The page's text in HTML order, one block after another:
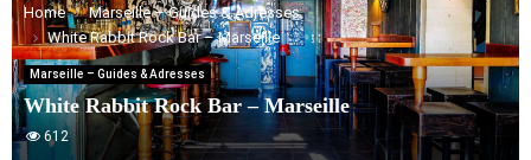
Home
Marseille – Guides & Adresses
White Rabbit Rock Bar – Marseille
Marseille – Guides & Adresses
White Rabbit Rock Bar – Marseille
612